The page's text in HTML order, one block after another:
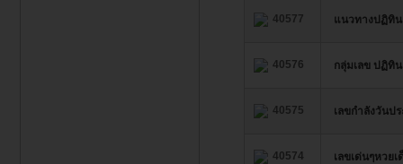
40577 แนวทางปฏิทิ
40576 กลุ่มเลข ปฏิทิ
40575 เลขกำลังวันป
40574 เลขเด่นๆหวยเ